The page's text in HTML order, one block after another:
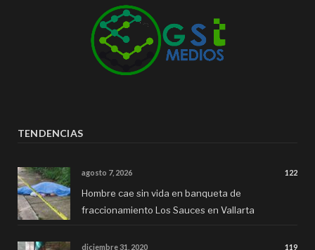
TENDENCIAS
agosto 7, 2026 122
Hombre cae sin vida en banqueta de
fraccionamiento Los Sauces en Vallarta
diciembre 31, 2020 119